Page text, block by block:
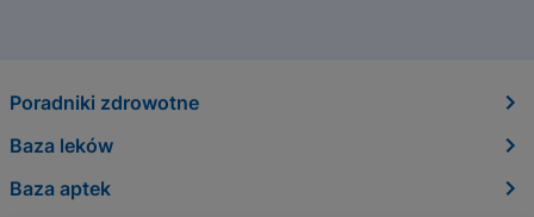
Poradniki zdrowotne
Baza leków
Baza aptek